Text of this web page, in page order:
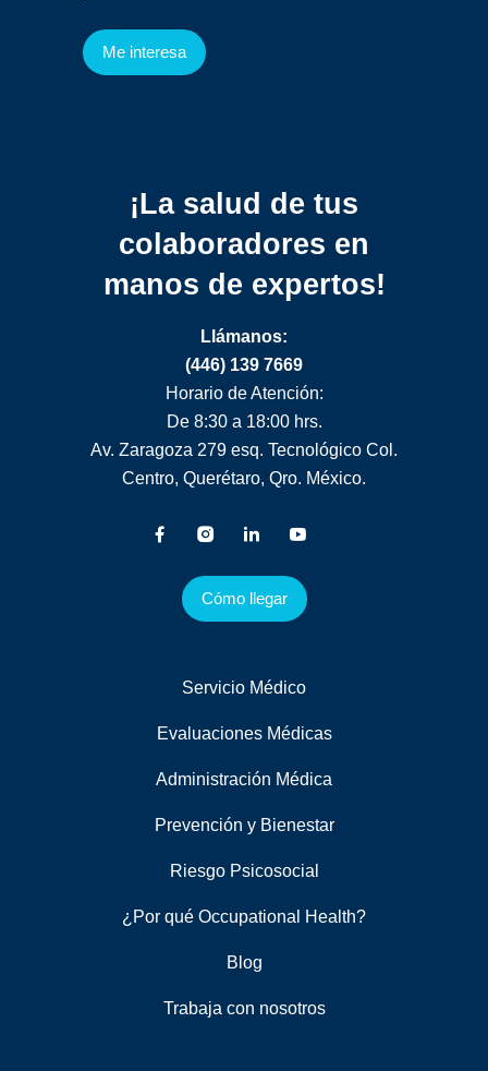
Me interesa
¡La salud de tus
colaboradores en
manos de expertos!
Llámanos:
(446) 139 7669
Horario de Atención:
De 8:30 a 18:00 hrs.
Av. Zaragoza 279 esq. Tecnológico Col.
Centro, Querétaro, Qro. México.
Cómo llegar
Servicio Médico
Evaluaciones Médicas
Administración Médica
Prevención y Bienestar
Riesgo Psicosocial
¿Por qué Occupational Health?
Blog
Trabaja con nosotros